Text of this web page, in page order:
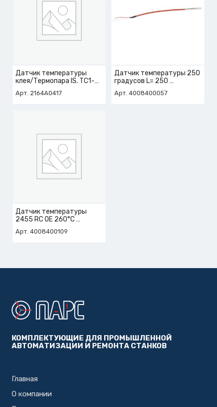
Датчик температуры
клея/Термопара IS. TC1-
Арт. 2164A0417
Датчик температуры 250
градусов L= 250
Арт. 4008400057
Датчик температуры
2455 RC OE 260°C
Арт. 4008400109
КОМПЛЕКТУЮЩИЕ ДЛЯ ПРОМЫШЛЕННОЙ
АВТОМАТИЗАЦИИ И РЕМОНТА СТАНКОВ
Главная
О компании